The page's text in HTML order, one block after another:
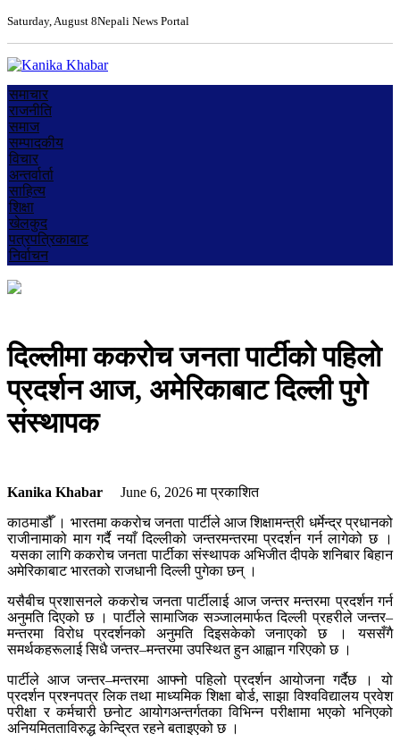
Saturday, August 8Nepali News Portal
समाचार
राजनीति
समाज
सम्पादकीय
विचार
अन्तर्वार्ता
साहित्य
शिक्षा
खेलकुद
पत्रपत्रिकाबाट
निर्वाचन
दिल्लीमा ककरोच जनता पार्टीको पहिलो
प्रदर्शन आज, अमेरिकाबाट दिल्ली पुगे
संस्थापक
Kanika Khabar June 6, 2026मा प्रकाशित
काठमाडौँ । भारतमा ककरोच जनता पार्टीले आज शिक्षामन्त्री धर्मेन्द्र प्रधानको
राजीनामाको माग गर्दै नयाँ दिल्लीको जन्तरमन्तरमा प्रदर्शन गर्न लागेको छ ।
यसका लागि ककरोच जनता पार्टीका संस्थापक अभिजीत दीपके शनिबार बिहान
अमेरिकाबाट भारतको राजधानी दिल्ली पुगेका छन् ।
यसैबीच प्रशासनले ककरोच जनता पार्टीलाई आज जन्तर मन्तरमा प्रदर्शन गर्न
अनुमति दिएको छ । पार्टीले सामाजिक सञ्जालमार्फत दिल्ली प्रहरीले जन्तर–
मन्तरमा विरोध प्रदर्शनको अनुमति दिइसकेको जनाएको छ । यससँगै
समर्थकहरूलाई सिधै जन्तर–मन्तरमा उपस्थित हुन आह्वान गरिएको छ ।
पार्टीले आज जन्तर–मन्तरमा आफ्नो पहिलो प्रदर्शन आयोजना गर्दैछ । यो
प्रदर्शन प्रश्नपत्र लिक तथा माध्यमिक शिक्षा बोर्ड, साझा विश्वविद्यालय प्रवेश
परीक्षा र कर्मचारी छनोट आयोगअन्तर्गतका विभिन्न परीक्षामा भएको भनिएको
अनियमितताविरुद्ध केन्द्रित रहने बताइएको छ ।